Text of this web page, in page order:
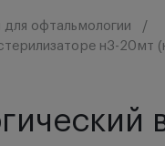
офтальмологии
н3-20мт